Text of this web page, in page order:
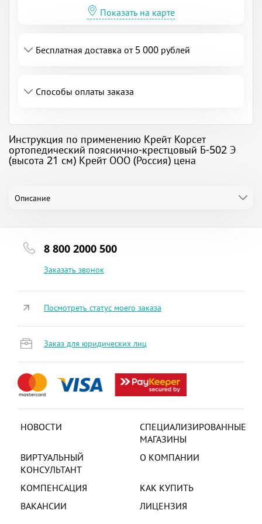
Показать на карте
Бесплатная доставка от 5 000 рублей
Способы оплаты заказа
Инструкция по применению Крейт Корсет
ортопедический пояснично-крестцовый Б-502 Э
(высота 21 см) Крейт ООО (Россия) цена
Описание
8 800 2000 500
Заказать звонок
НОВОСТИ
СПЕЦИАЛИЗИРОВАННЫЕ
МАГАЗИНЫ
ВИРТУАЛЬНЫЙ
КОНСУЛЬТАНТ
О КОМПАНИИ
КОМПЕНСАЦИЯ
КАК КУПИТЬ
ВАКАНСИИ
ЛИЦЕНЗИЯ
Посмотреть статус моего заказа
Заказ для юридических лиц